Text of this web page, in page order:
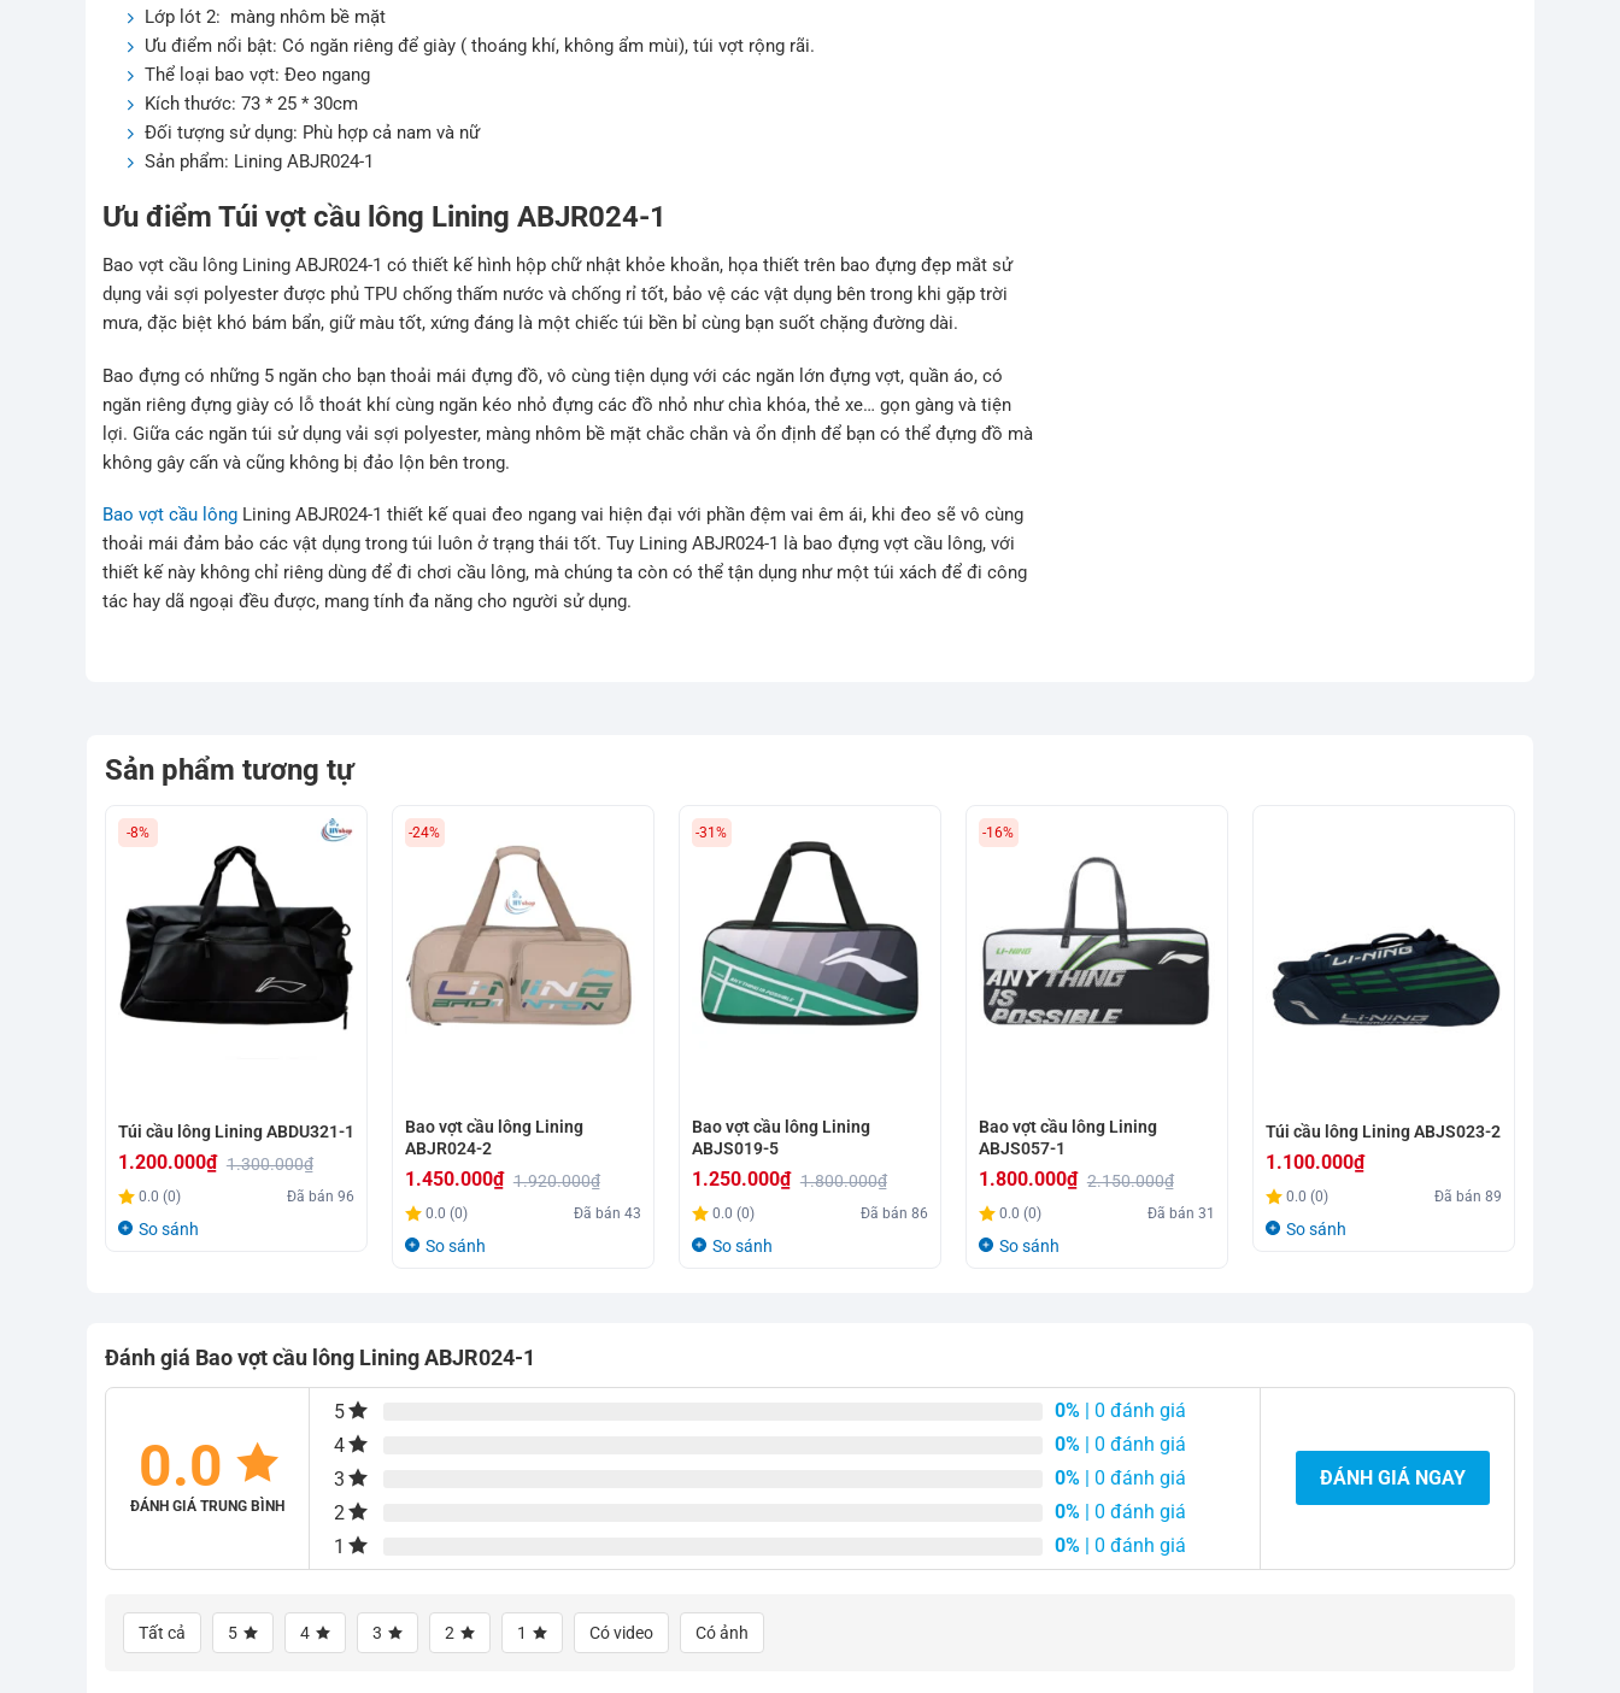
Lớp lót 2: màng nhôm bề mặt
Ưu điểm nổi bật: Có ngăn riêng để giày ( thoáng khí, không ẩm mùi), túi vợt rộng rãi.
Thể loại bao vợt: Đeo ngang
Kích thước: 73 * 25 * 30cm
Đối tượng sử dụng: Phù hợp cả nam và nữ
Sản phẩm: Lining ABJR024-1
Ưu điểm Túi vợt cầu lông Lining ABJR024-1
Bao vợt cầu lông Lining ABJR024-1 có thiết kế hình hộp chữ nhật khỏe khoắn, họa thiết trên bao đựng đẹp mắt sử
dụng vải sợi polyester được phủ TPU chống thấm nước và chống rỉ tốt, bảo vệ các vật dụng bên trong khi gặp trời
mưa, đặc biệt khó bám bẩn, giữ màu tốt, xứng đáng là một chiếc túi bền bỉ cùng bạn suốt chặng đường dài.
Bao đựng có những 5 ngăn cho bạn thoải mái đựng đồ, vô cùng tiện dụng với các ngăn lớn đựng vợt, quần áo, có
ngăn riêng đựng giày có lỗ thoát khí cùng ngăn kéo nhỏ đựng các đồ nhỏ như chìa khóa, thẻ xe… gọn gàng và tiện
lợi. Giữa các ngăn túi sử dụng vải sợi polyester, màng nhôm bề mặt chắc chắn và ổn định để bạn có thể đựng đồ mà
không gây cấn và cũng không bị đảo lộn bên trong.
Bao vợt cầu lông Lining ABJR024-1 thiết kế quai đeo ngang vai hiện đại với phần đệm vai êm ái, khi đeo sẽ vô cùng
thoải mái đảm bảo các vật dụng trong túi luôn ở trạng thái tốt. Tuy Lining ABJR024-1 là bao đựng vợt cầu lông, với
thiết kế này không chỉ riêng dùng để đi chơi cầu lông, mà chúng ta còn có thể tận dụng như một túi xách để đi công
tác hay dã ngoại đều được, mang tính đa năng cho người sử dụng.
Sản phẩm tương tự
-8%
Túi cầu lông Lining ABDU321-1
1.300.000₫
Giá
gốc
1.200.000₫
Giá
hiện
0.0 (0) Đã bán96
So sánh
-24%
Bao vợt cầu lông Lining
ABJR024-2
1.920.000₫
Giá
gốc
1.450.000₫
Giá
hiện
0.0 (0) Đã bán43
So sánh
-31%
Bao vợt cầu lông Lining
ABJS019-5
1.800.000₫
Giá
gốc
1.250.000₫
Giá
hiện
0.0 (0) Đã bán86
So sánh
-16%
Bao vợt cầu lông Lining
ABJS057-1
2.150.000₫
Giá
gốc
1.800.000₫
Giá
hiện
0.0 (0) Đã bán31
So sánh
Túi cầu lông Lining ABJS023-2
1.100.000₫
0.0 (0) Đã bán89
So sánh
Đánh giá Bao vợt cầu lông Lining ABJR024-1
0.0
ĐÁNH GIÁ TRUNG BÌNH
5 0% | 0 đánh giá
4
0% | 0 đánh giá
3
0% | 0 đánh giá
2
0% | 0 đánh giá
1
0% | 0 đánh giá
ĐÁNH GIÁ NGAY
Tất cả 5 4 3 2 1 Có video Có ảnh